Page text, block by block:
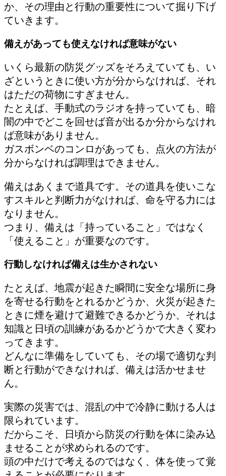
か、その理由と行動の重要性について掘り下げ
ていきます。
備えがあっても使えなければ意味がない
いくら最新の防災グッズをそろえていても、い
ざというときに使い方が分からなければ、それ
はただの荷物にすぎません。
たとえば、手動式のラジオを持っていても、暗
闇の中でどこを回せば音が出るか分からなけれ
ば意味がありません。
ガスボンベのコンロがあっても、点火の方法が
分からなければ調理はできません。
備えはあくまで道具です。その道具を使いこな
すスキルと判断力がなければ、命を守る力には
なりません。
つまり、備えは「持っていること」ではなく
「使えること」が重要なのです。
行動しなければ備えは生かされない
たとえば、地震が起きた瞬間に安全な場所に身
を寄せる行動をとれるかどうか、火災が起きた
ときに煙を避けて避難できるかどうか、それは
知識と日頃の訓練があるかどうかで大きく変わ
ってきます。
どんなに準備をしていても、その場で適切な判
断と行動ができなければ、備えは活かせませ
ん。
実際の災害では、混乱の中で冷静に動ける人は
限られています。
だからこそ、日頃から防災の行動を体に染み込
ませることが求められるのです。
頭の中だけで考えるのではなく、体を使って覚